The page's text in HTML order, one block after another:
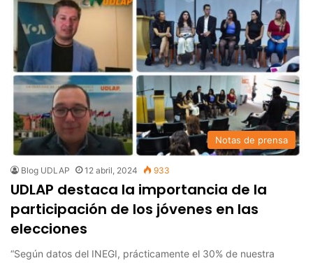
Notas de prensa
Blog UDLAP 12 abril, 2024 933
UDLAP destaca la importancia de la
participación de los jóvenes en las
elecciones
“Según datos del INEGI, prácticamente el 30% de nuestra